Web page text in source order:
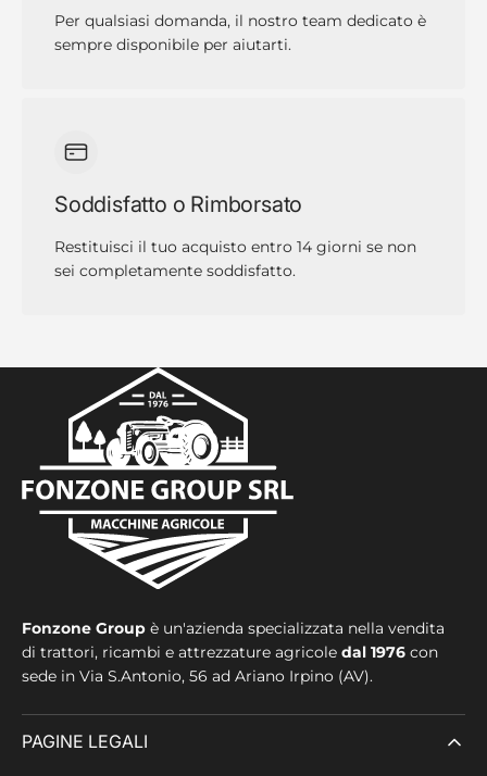
Per qualsiasi domanda, il nostro team dedicato è
sempre disponibile per aiutarti.
Soddisfatto o Rimborsato
Restituisci il tuo acquisto entro 14 giorni se non
sei completamente soddisfatto.
Fonzone Group è un'azienda specializzata nella vendita
di trattori, ricambi e attrezzature agricole dal 1976 con
sede in Via S.Antonio, 56 ad Ariano Irpino (AV).
PAGINE LEGALI